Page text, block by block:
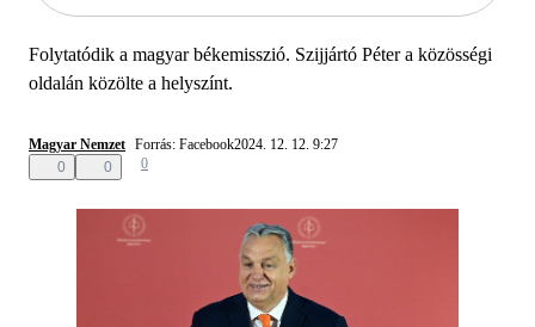
Folytatódik a magyar békemisszió. Szijjártó Péter a közösségi
oldalán közölte a helyszínt.
Magyar Nemzet Forrás: Facebook2024. 12. 12. 9:27
0
0 0